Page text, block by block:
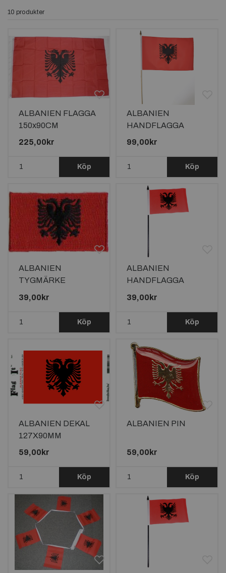
10 produkter
ALBANIEN FLAGGA
150x90CM
225,00kr
Köp
ALBANIEN
HANDFLAGGA
45X30CM
99,00kr
Köp
ALBANIEN
TYGMÄRKE
65x38mm
39,00kr
Köp
ALBANIEN
HANDFLAGGA
15X10CM
39,00kr
Köp
ALBANIEN DEKAL
127X90MM
59,00kr
Köp
ALBANIEN PIN
59,00kr
Köp